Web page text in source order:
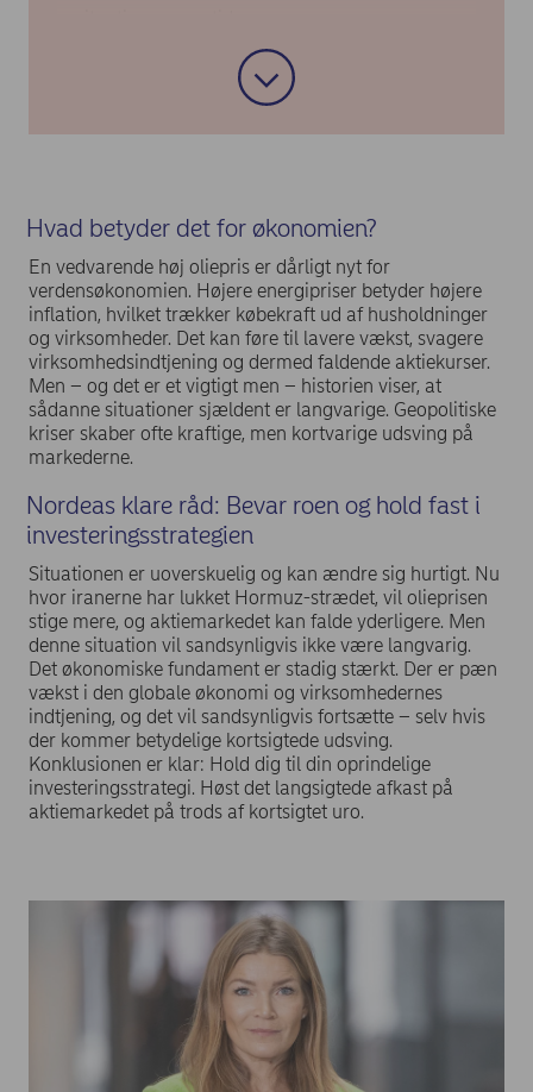
Tal med din rådgiver, hvis du er i tvivl. Men
undgå impulsive beslutninger baseret på
budskabet: Bevar roen.
Hvad betyder det for økonomien?
En vedvarende høj oliepris er dårligt nyt for
verdensøkonomien. Højere energipriser betyder højere
inflation, hvilket trækker købekraft ud af husholdninger
og virksomheder. Det kan føre til lavere vækst, svagere
virksomhedsindtjening og dermed faldende aktiekurser.
Men – og det er et vigtigt men – historien viser, at
sådanne situationer sjældent er langvarige. Geopolitiske
kriser skaber ofte kraftige, men kortvarige udsving på
markederne.
Nordeas klare råd: Bevar roen og hold fast i
investeringsstrategien
Situationen er uoverskuelig og kan ændre sig hurtigt. Nu
hvor iranerne har lukket Hormuz-strædet, vil olieprisen
stige mere, og aktiemarkedet kan falde yderligere. Men
denne situation vil sandsynligvis ikke være langvarig.
Det økonomiske fundament er stadig stærkt. Der er pæn
vækst i den globale økonomi og virksomhedernes
indtjening, og det vil sandsynligvis fortsætte – selv hvis
der kommer betydelige kortsigtede udsving.
Konklusionen er klar: Hold dig til din oprindelige
investeringsstrategi. Høst det langsigtede afkast på
aktiemarkedet på trods af kortsigtet uro.